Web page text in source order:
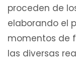
proceden de
elaborando el
momentos de
las diversas